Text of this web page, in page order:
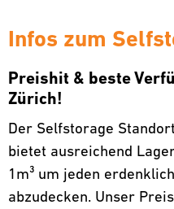
Infos zum
Preishit & beste
Zürich!
Der Selfstorage
bietet ausreichend
1m³ um jeden
abzudecken. Unser